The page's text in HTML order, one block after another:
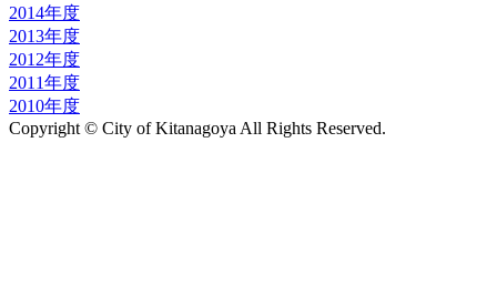
2014年度
2013年度
2012年度
2011年度
2010年度
Copyright © City of Kitanagoya All Rights Reserved.